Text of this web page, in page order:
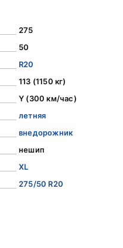
275
50
R20
113 (1150 кг)
Y (300 км/час)
летняя
внедорожник
нешип
XL
275/50 R20